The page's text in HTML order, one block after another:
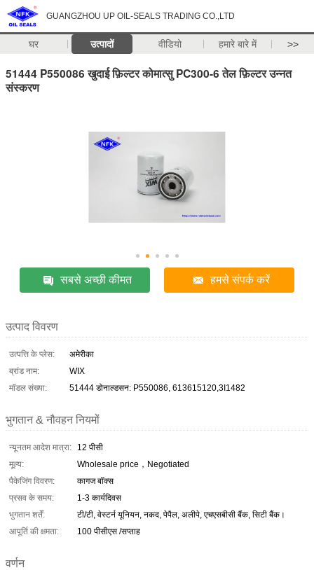
GUANGZHOU UP OIL-SEALS TRADING CO.,LTD
घर उत्पादों वीडियो हमारे बारे में >>
51444 P550086 खुदाई फ़िल्टर कोमात्सु PC300-6 तेल फ़िल्टर उन्नत
संस्करण
सबसे अच्छी कीमत हमसे संपर्क करें
उत्पाद विवरण
उत्पत्ति के प्लेस:
अमेरीका
ब्रांड नाम:
WIX
मॉडल संख्या:
51444 डोनाल्डसन: P550086, 613615120,3I1482
भुगतान & नौवहन नियमों
न्यूनतम आदेश मात्रा:
12 पीसी
मूल्य:
Wholesale price，Negotiated
पैकेजिंग विवरण:
कागज बॉक्स
प्रसव के समय:
1-3 कार्यदिवस
भुगतान शर्तें:
टी/टी, वेस्टर्न यूनियन, नकद, पेपैल, अलीपे, एचएसबीसी बैंक, सिटी बैंक।
आपूर्ति की क्षमता:
100 पीसीएस /सप्ताह
वर्णन